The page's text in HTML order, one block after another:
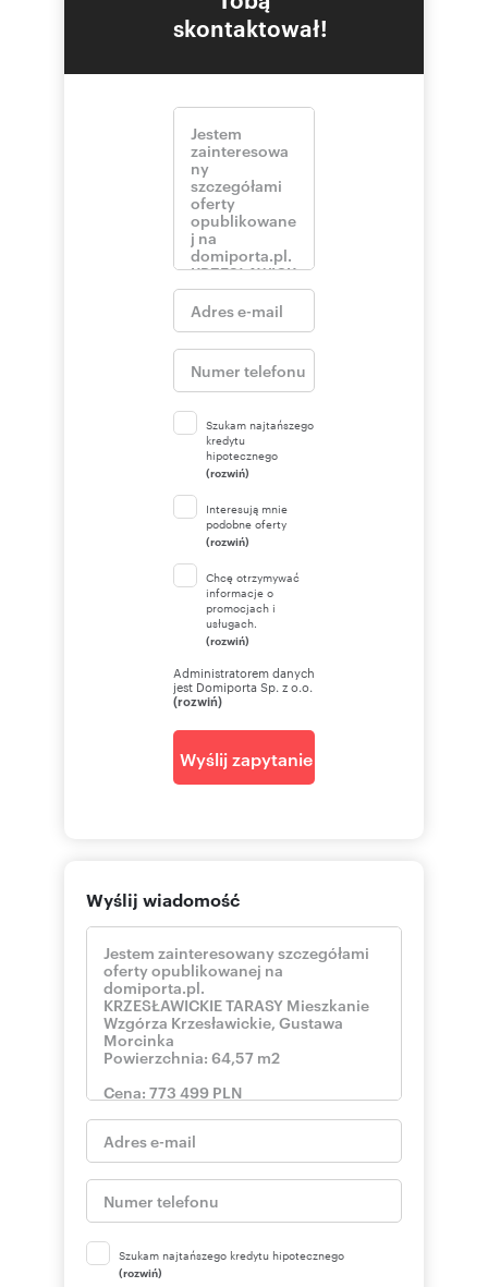
skontaktował!
Szukam najtańszego
kredytu
hipotecznego
(rozwiń)
Interesują mnie
podobne oferty
(rozwiń)
Chcę otrzymywać
informacje o
promocjach i
usługach.
(rozwiń)
Administratorem danych
jest Domiporta Sp. z o.o.
(rozwiń)
Wyślij zapytanie
Wyślij wiadomość
Szukam najtańszego kredytu hipotecznego
(rozwiń)